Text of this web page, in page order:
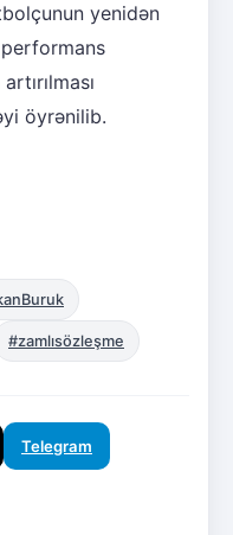
yenidən
öyrənilib.
#zamlısözleşme
Telegram